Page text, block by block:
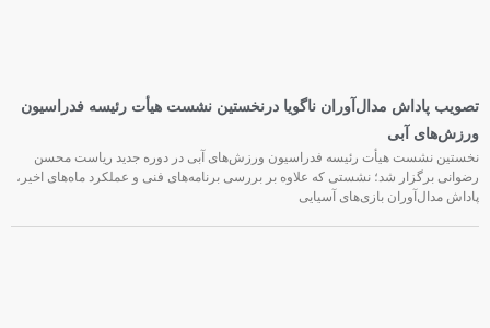
تصویب پاداش مدال‌آوران ناگویا درنخستین نشست هیأت رئیسه فدراسیون
ورزش‌های آبی
نخستین نشست هیأت رئیسه فدراسیون ورزش‌های آبی در دوره جدید ریاست محسن
رضوانی برگزار شد؛ نشستی که علاوه بر بررسی برنامه‌های فنی و عملکرد ماه‌های اخیر،
پاداش مدال‌آوران بازی‌های آسیایی